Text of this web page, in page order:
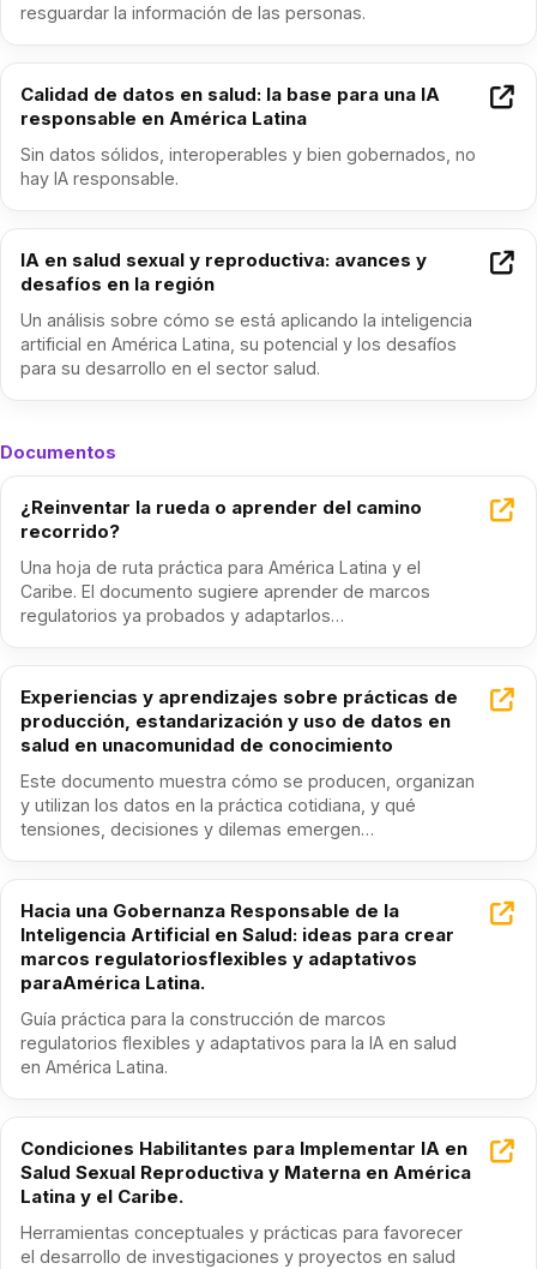
resguardar la información de las personas.
Calidad de datos en salud: la base para una IA
responsable en América Latina
Sin datos sólidos, interoperables y bien gobernados, no
hay IA responsable.
IA en salud sexual y reproductiva: avances y
desafíos en la región
Un análisis sobre cómo se está aplicando la inteligencia
artificial en América Latina, su potencial y los desafíos
para su desarrollo en el sector salud.
Documentos
¿Reinventar la rueda o aprender del camino
recorrido?
Una hoja de ruta práctica para América Latina y el
Caribe. El documento sugiere aprender de marcos
regulatorios ya probados y adaptarlos…
Experiencias у aprendizajes sobre prácticas de
producción, estandarización y uso de datos en
salud en unacomunidad de conocimiento
Este documento muestra cómo se producen, organizan
y utilizan los datos en la práctica cotidiana, y qué
tensiones, decisiones y dilemas emergen…
Hacia una Gobernanza Responsable de la
Inteligencia Artificial en Salud: ideas para crear
marcos regulatoriosflexibles y adaptativos
paraAmérica Latina.
Guía práctica para la construcción de marcos
regulatorios flexibles y adaptativos para la IA en salud
en América Latina.
Condiciones Habilitantes para Implementar IA en
Salud Sexual Reproductiva y Materna en América
Latina y el Caribe.
Herramientas conceptuales y prácticas para favorecer
el desarrollo de investigaciones y proyectos en salud